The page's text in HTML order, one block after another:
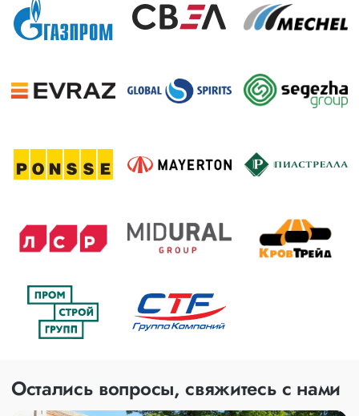
Остались вопросы, свяжитесь с нами